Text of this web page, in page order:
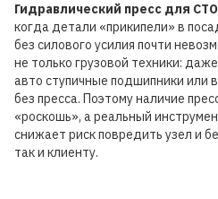
Гидравлический пресс для СТО
когда детали «прикипели» в
без силового усилия почти
не только грузовой техники:
авто ступичные подшипники или
без пресса. Поэтому наличие
«роскошь», а реальный
снижает риск повредить узел и
так и клиенту.